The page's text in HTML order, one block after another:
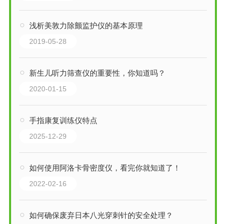
浅析美敦力除颤监护仪的基本原理
2019-05-28
新生儿听力筛查仪的重要性，你知道吗？
2020-01-15
手指康复训练仪特点
2025-12-29
如何使用阿洛卡骨密度仪，看完你就知道了！
2022-02-16
如何确保废弃日本八光穿刺针的安全处理？